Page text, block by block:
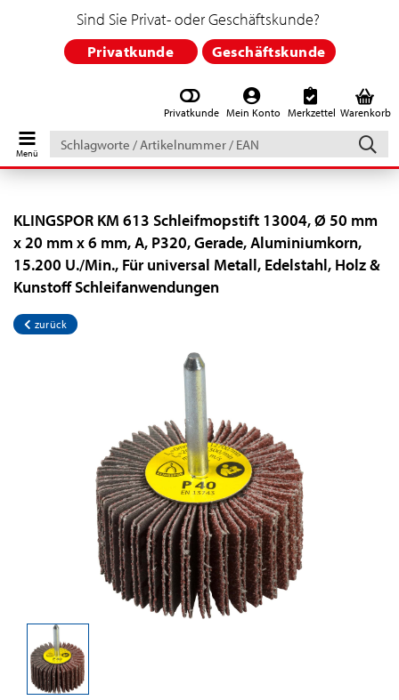
Privatkunde Mein Konto Merkzettel Warenkorb
Schlagworte
/
Artikelnummer
EAN
Sind Sie Privat- oder Geschäftskunde?
Privatkunde Geschäftskunde
KLINGSPOR KM 613 Schleifmopstift 13004, Ø 50 mm
x 20 mm x 6 mm, A, P320, Gerade, Aluminiumkorn,
15.200 U./Min., Für universal Metall, Edelstahl, Holz &
Kunstoff Schleifanwendungen
zurück